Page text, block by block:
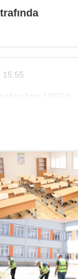
15:55
15:33
dəniz
- MƏHKƏMƏ
istəyənlərin